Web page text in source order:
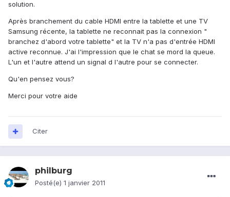
solution.
Après branchement du cable HDMI entre la tablette et une TV
Samsung récente, la tablette ne reconnait pas la connexion "
branchez d'abord votre tablette" et la TV n'a pas d'entrée HDMI
active reconnue. J'ai l'impression que le chat se mord la queue.
L'un et l'autre attend un signal d l'autre pour se connecter.
Qu'en pensez vous?
Merci pour votre aide
Citer
philburg
Posté(e) 1 janvier 2011